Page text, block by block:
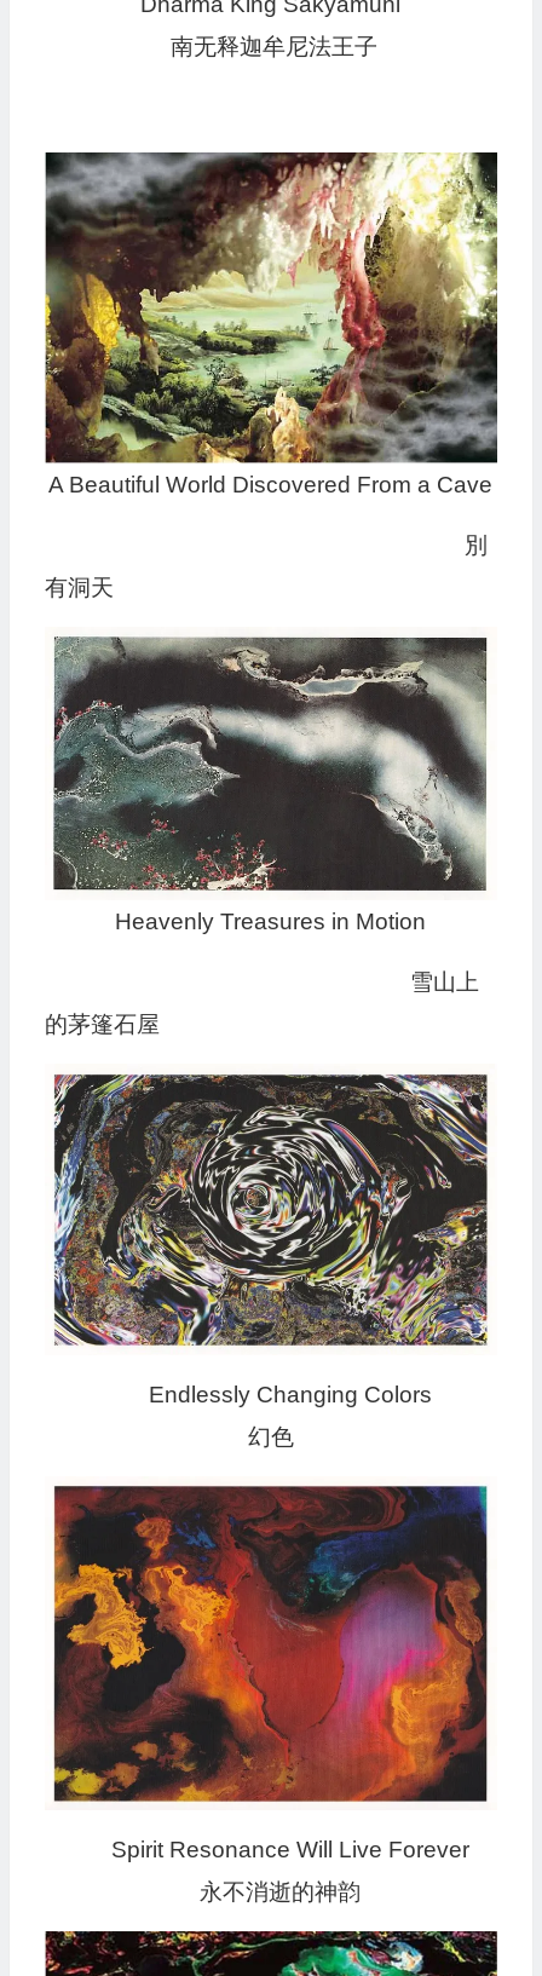
南无释迦牟尼法王子
A Beautiful World Discovered From a Cave
別
有洞天
Heavenly Treasures in Motion
雪山上
的茅篷石屋
Endlessly Changing Colors
幻色
Spirit Resonance Will Live Forever
永不消逝的神韵